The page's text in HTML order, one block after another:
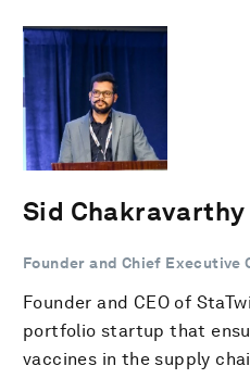
Sid Chakravarthy
Founder and Chief Executive
Founder and CEO of
portfolio startup that
vaccines in the supply